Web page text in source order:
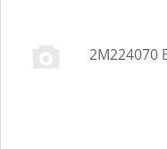
2M224070